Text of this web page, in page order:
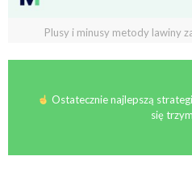
Plusy i minusy metody lawiny
Ostatecznie najlepszą
się